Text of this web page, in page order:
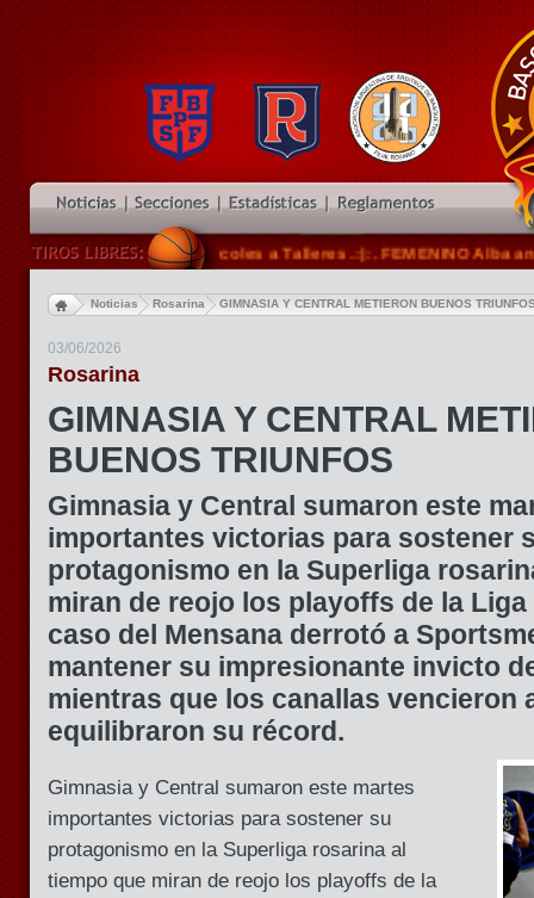
recibirá este miércoles a Talleres .:|:. FEMENINO Alba
Noticias Rosarina GIMNASIA Y CENTRAL METIERON BUENOS
03/06/2026
Rosarina
GIMNASIA Y CENTRAL
BUENOS TRIUNFOS
Gimnasia y Central sumaron este
importantes victorias para sostener
protagonismo en la Superliga
miran de reojo los playoffs de la Liga
caso del Mensana derrotó a
mantener su impresionante invicto
mientras que los canallas vencieron
equilibraron su récord.
Gimnasia y Central sumaron este martes
importantes victorias para sostener su
protagonismo en la Superliga rosarina al
tiempo que miran de reojo los playoffs de la